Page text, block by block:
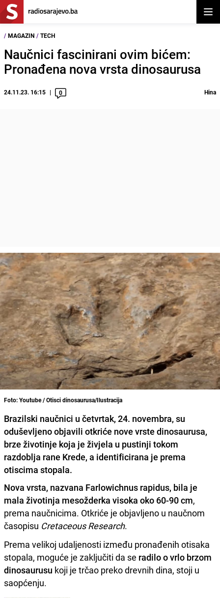
/ MAGAZIN / TECH
Naučnici fascinirani ovim bićem:
Pronađena nova vrsta dinosaurusa
24.11.23. 16:15 0 Hina
Foto: Youtube / Otisci dinosaurusa/Ilustracija
Brazilski naučnici u četvrtak, 24. novembra, su
oduševljeno objavili otkriće nove vrste dinosaurusa,
brze životinje koja je živjela u pustinji tokom
razdoblja rane Krede, a identificirana je prema
otiscima stopala.
Nova vrsta, nazvana Farlowichnus rapidus, bila je
mala životinja mesožderka visoka oko 60-90 cm,
prema naučnicima. Otkriće je objavljeno u naučnom
časopisu Cretaceous Research.
Prema velikoj udaljenosti između pronađenih otisaka
stopala, moguće je zaključiti da se radilo o vrlo brzom
dinosaurusu koji je trčao preko drevnih dina, stoji u
saopćenju.